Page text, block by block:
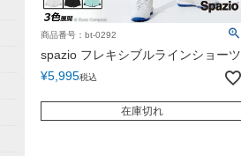
商品番号：bt-0292
spazio フレキシブルラインショーツ
¥5,995税込
在庫切れ